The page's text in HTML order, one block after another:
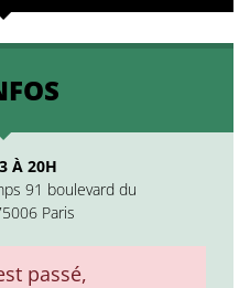
À 20H
91 boulevard du
Paris
passé,